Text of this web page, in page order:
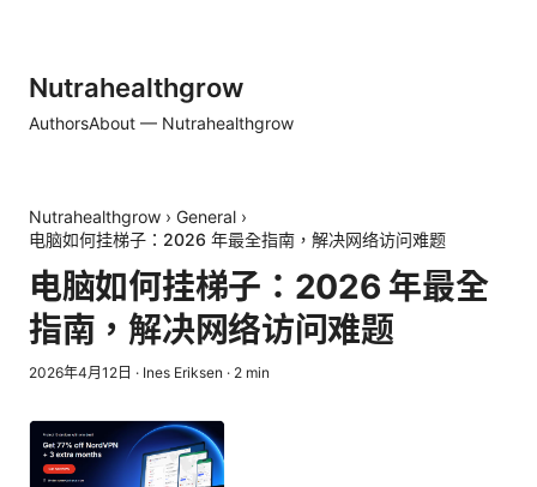
Nutrahealthgrow
AuthorsAbout — Nutrahealthgrow
Nutrahealthgrow › General ›
电脑如何挂梯子：2026 年最全指南，解决网络访问难题
电脑如何挂梯子：2026 年最全
指南，解决网络访问难题
2026年4月12日 · Ines Eriksen · 2 min